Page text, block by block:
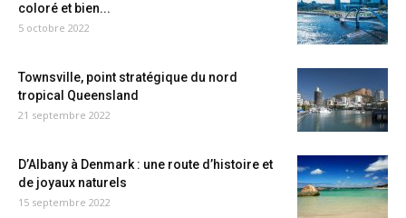
coloré et bien...
5 octobre 2022
Townsville, point stratégique du nord
tropical Queensland
21 septembre 2022
D’Albany à Denmark : une route d’histoire et
de joyaux naturels
15 septembre 2022